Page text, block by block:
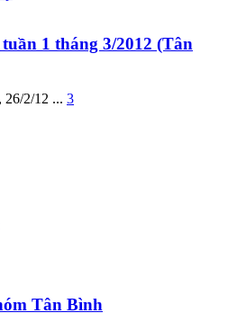
1 tháng 3/2012 (Tân
, 26/2/12 ... 3
Tân Bình